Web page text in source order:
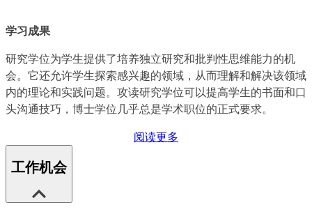
学习成果
研究学位为学生提供了培养独立研究和批判性思维能力的机
会。它还允许学生探索感兴趣的领域，从而理解和解决该领域
内的理论和实践问题。攻读研究学位可以提高学生的书面和口
头沟通技巧，博士学位几乎总是学术职位的正式要求。
阅读更多
工作机会